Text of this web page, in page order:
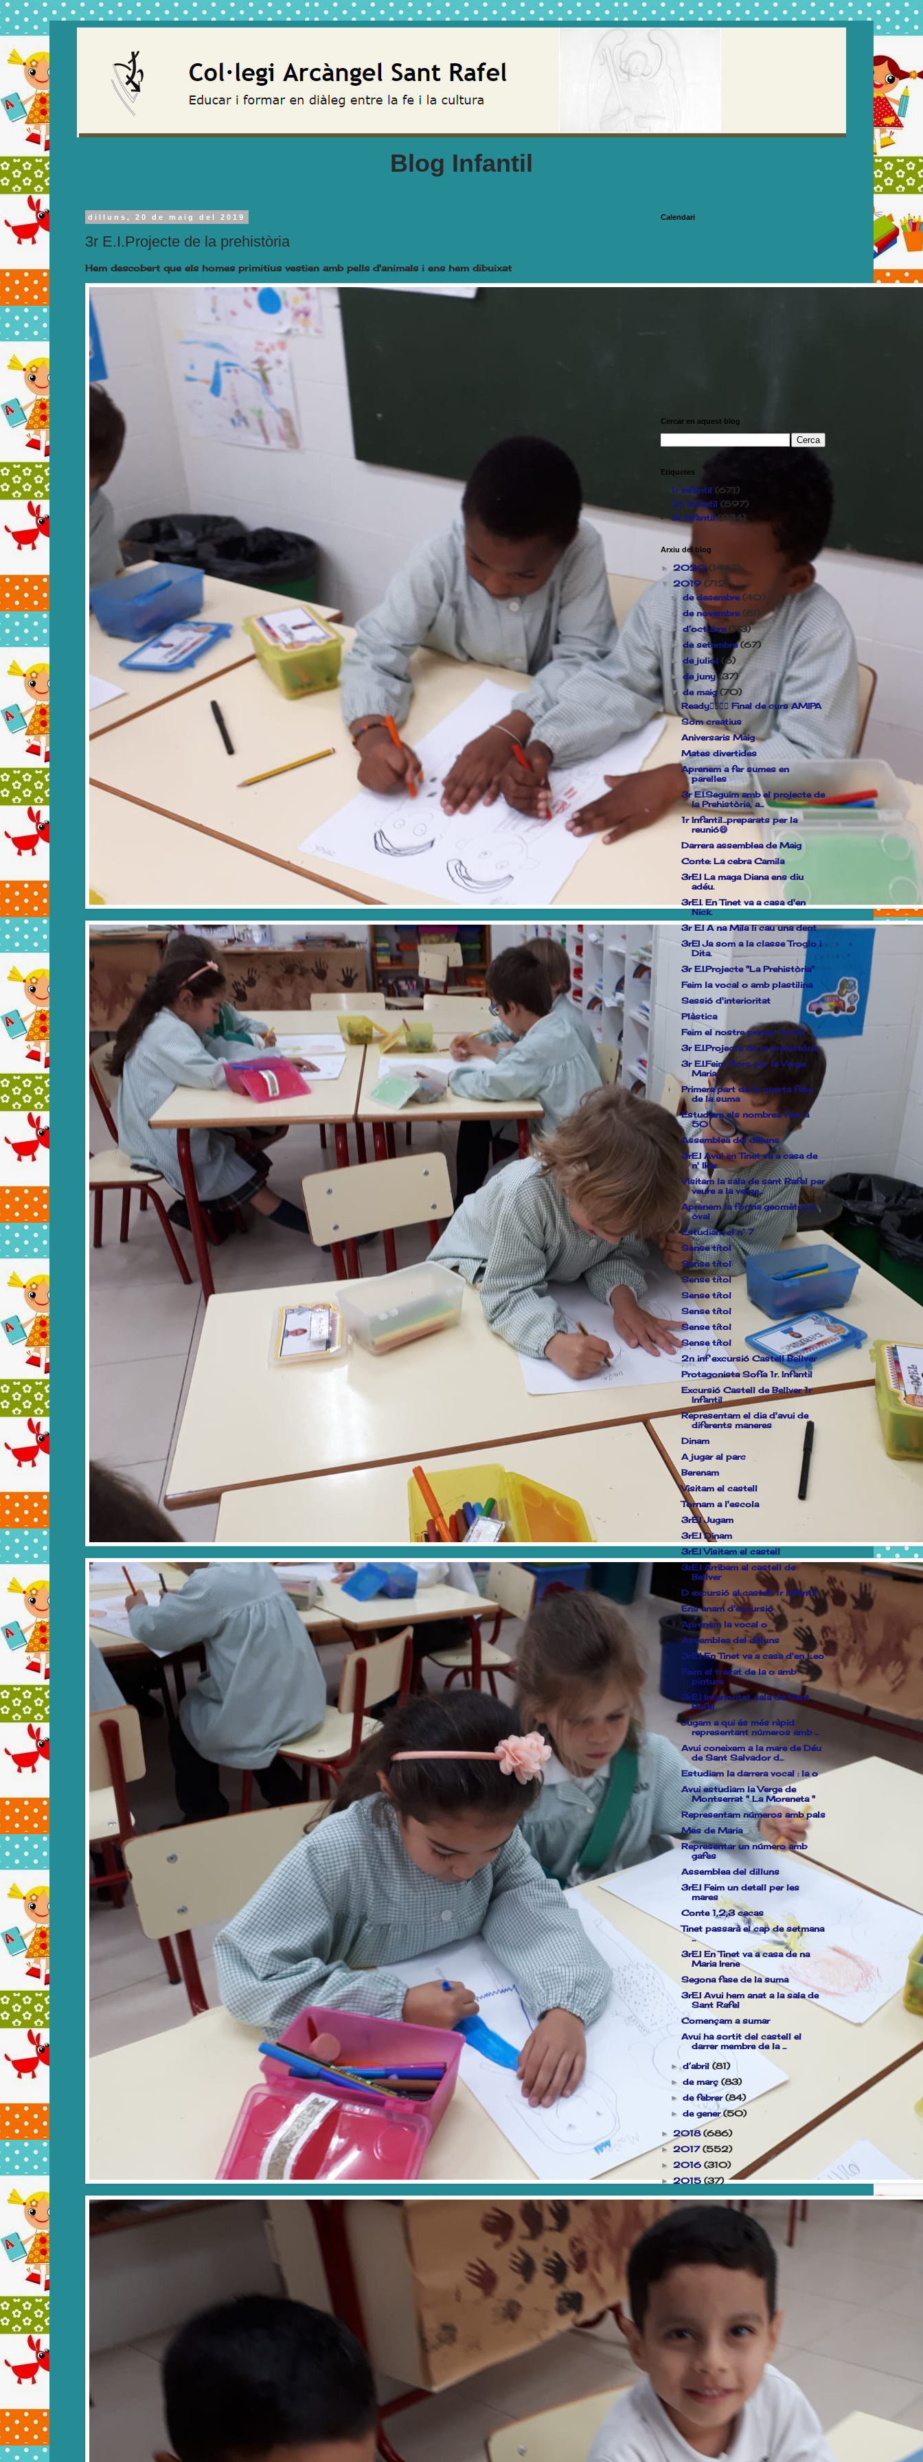
Blog Infantil
dilluns, 20 de maig del 2019
3r E.I.Projecte de la prehistòria
Hem descobert que els homes primitius vestien amb pells d'animals i ens hem dibuixat
Calendari
Cercar en aquest blog
Etiquetes
1r Infantil (671)
2n Infantil (597)
3r Infantil (234)
Arxiu del blog
► 2020(1467)
▼ 2019 (712)
►de desembre(40)
►de novembre(81)
►d’octubre(113)
►de setembre(67)
►de juliol (6)
►de juny(37)
▼de maig(70)
Ready🤸‍♀️⛹️‍♀️ Final de curs AMIPA
Som creatius
Aniversaris Maig
Mates divertides
Aprenem a fer sumes en
parelles
3r E.I.Seguim amb el projecte de
la Prehistòria, a...
1r Infantil...preparats per la
reunió😄
Darrera assemblea de Maig
Conte: La cebra Camila
3rE.I La maga Diana ens diu
adéu.
3rE.I. En Tinet va a casa d'en
Nick.
3r E.I A na Mila li cau una dent
3rEI Ja som a la classe Troglo i
Dita.
3r E.I.Projecte "La Prehistòria"
Feim la vocal o amb plastilina
Sessió d'interioritat
Plàstica
Feim el nostre primer dictat
3r E.I.Projecte de la prehistòria
3r E.I.Feim flors per la Verge
Maria
Primera part de la quarta fase
de la suma
Estudiam els nombres fins a
50
Assemblea del dilluns
3rE.I Avui en Tinet va a casa de
n' Iker
Visitam la sala de sant Rafel per
veure a la verge...
Aprenem la forma geomètrica:
òval
Estudiam el n° 7
Sense títol
Sense títol
Sense títol
Sense títol
Sense títol
Sense títol
Sense títol
2n inf excursió Castell Bellver
Protagonista Sofía 1r. Infantil
Excursió Castell de Bellver 1r
Infantil
Representam el dia d'avui de
diferents maneres
Dinam
A jugar al parc
Berenam
Visitam el castell
Tornam a l'escola
3rE.I Jugam
3rE.I Dinam
3rE.I Visitam el castell
3rE.I Arribam al castell de
Bellver
D excursió al castell 1r infantil
Ens anam d'excursió
Aprenem la vocal o
Assemblea del dilluns
3rE.I En Tinet va a casa d'en Leo
Feim el traçat de la o amb
pintura
3rE.I Interioritat sala de Sant
Rafel
Jugam a qui és més ràpid
representant números amb ...
Avui coneixem a la mare de Déu
de Sant Salvador d...
Estudiam la darrera vocal : la o
Avui estudiam la Verge de
Montserrat " La Moreneta "
Representam números amb pals
Mes de Maria
Representar un número amb
gafes
Assemblea del dilluns
3rE.I Feim un detall per les
mares
Conte 1,2,3 cacas
Tinet passarà el cap de setmana
...
3rE.I En Tinet va a casa de na
Maria Irene
Segona fase de la suma
3rE.I Avui hem anat a la sala de
Sant Rafel
Començam a sumar
Avui ha sortit del castell el
darrer membre de la ...
►d’abril(81)
►de març(83)
►de febrer(84)
►de gener(50)
► 2018 (686)
► 2017 (552)
► 2016 (310)
►2015(37)